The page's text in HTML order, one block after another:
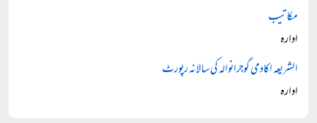
مکاتیب
ادارہ
الشریعہ اکادمی گوجرانوالہ کی سالانہ رپورٹ
ادارہ